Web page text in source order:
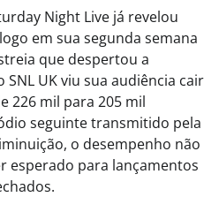
Night Live já revelou
em sua segunda semana
que despertou a
UK viu sua audiência cair
226 mil para 205 mil
seguinte transmitido pela
o desempenho não
esperado para lançamentos